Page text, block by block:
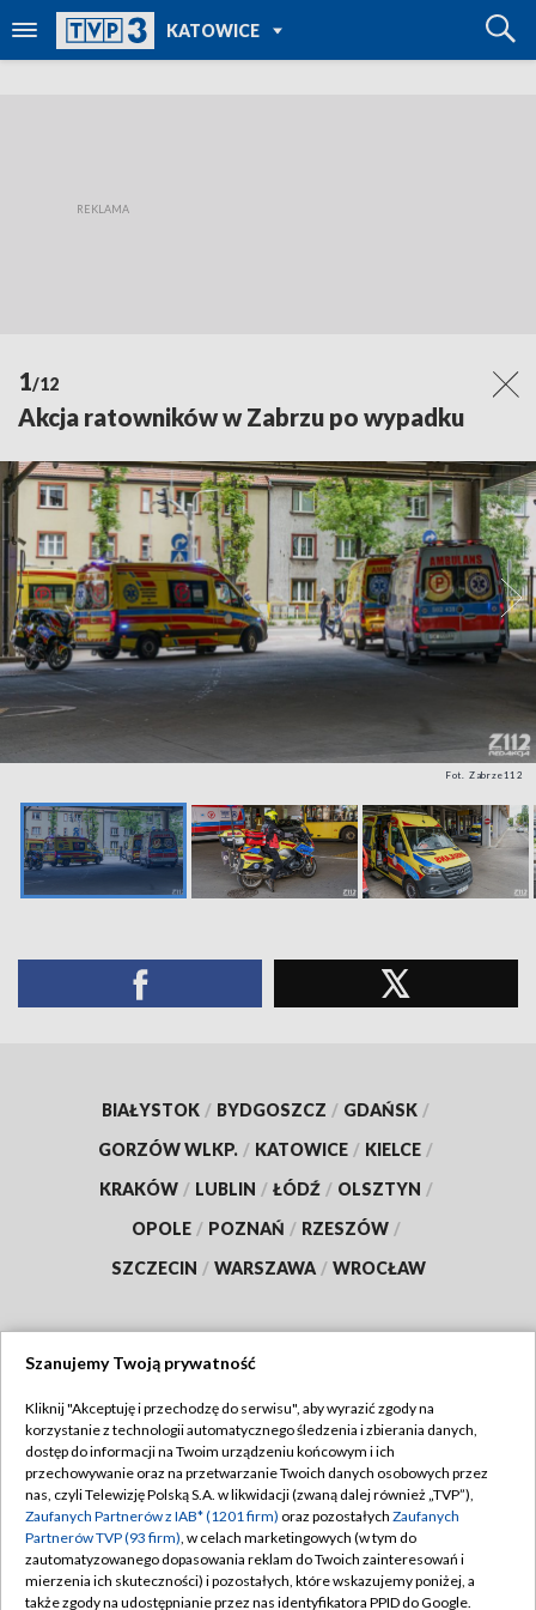
KATOWICE
TVP REGIONY
1/12
Akcja ratowników w Zabrzu po wypadku
Fot. Zabrze112
BIAŁYSTOK / BYDGOSZCZ / GDAŃSK /
GORZÓW WLKP. / KATOWICE / KIELCE /
KRAKÓW / LUBLIN / ŁÓDŹ / OLSZTYN /
OPOLE / POZNAŃ / RZESZÓW /
SZCZECIN / WARSZAWA / WROCŁAW
TVP
Abonament TVP
Emisja w TVP
Centrum informacji TVP
Naziemna Telewizja Cyfrowa
Regulamin TVP
Polityka prywatności
Moje zgody
Pomoc
Szanujemy Twoją prywatność
Kliknij "Akceptuję i przechodzę do serwisu", aby wyrazić zgody na
korzystanie z technologii automatycznego śledzenia i zbierania danych,
dostęp do informacji na Twoim urządzeniu końcowym i ich
przechowywanie oraz na przetwarzanie Twoich danych osobowych przez
nas, czyli Telewizję Polską S.A. w likwidacji (zwaną dalej również „TVP”),
Zaufanych Partnerów z IAB* (1201 firm) oraz pozostałych Zaufanych
Partnerów TVP (93 firm), w celach marketingowych (w tym do
zautomatyzowanego dopasowania reklam do Twoich zainteresowań i
mierzenia ich skuteczności) i pozostałych, które wskazujemy poniżej, a
także zgody na udostępnianie przez nas identyfikatora PPID do Google.